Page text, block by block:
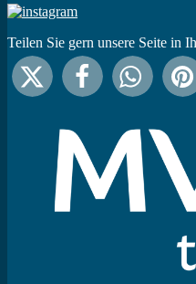
Teilen Sie gern unsere Seite in